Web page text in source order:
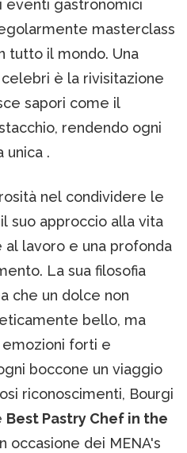
eventi gastronomici
masterclass
tutto il mondo. Una
è la rivisitazione
sapori come il
rendendo ogni
unica .
nel condividere le
suo approccio alla vita
lavoro e una profonda
La sua filosofia
che un dolce non
bello, ma
forti e
boccone un viaggio
riconoscimenti, Bourgi
Best Pastry Chef in the
occasione dei MENA's